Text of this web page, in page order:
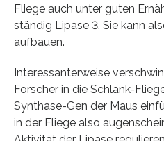
Fliege auch unter guten
ständig Lipase 3. Sie kann
aufbauen.
Interessanterweise
Forscher in die Schlank-
Synthase-Gen der Maus
in der Fliege also